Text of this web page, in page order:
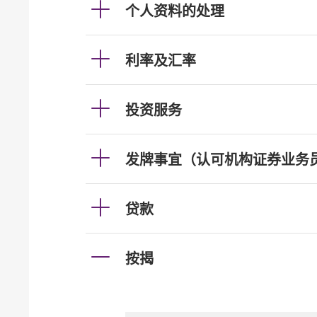
个人资料的处理
利率及汇率
投资服务
发牌事宜（认可机构证券业务
贷款
按揭